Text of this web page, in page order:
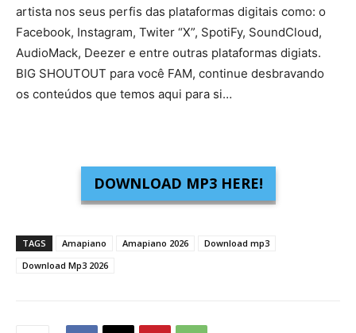
artista nos seus perfis das plataformas digitais como: o
Facebook, Instagram, Twiter “X”, SpotiFy, SoundCloud,
AudioMack, Deezer e entre outras plataformas digiats.
BIG SHOUTOUT para você FAM, continue desbravando
os conteúdos que temos aqui para si…
DOWNLOAD MP3 HERE!
TAGS Amapiano Amapiano 2026
Download mp3
Download Mp3 2026